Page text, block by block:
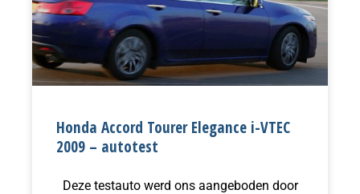
Honda Accord Tourer Elegance i-VTEC
2009 – autotest
Deze testauto werd ons aangeboden door